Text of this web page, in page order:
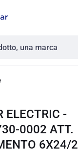
ELECTRIC -
0002 ATT.
6X24/2